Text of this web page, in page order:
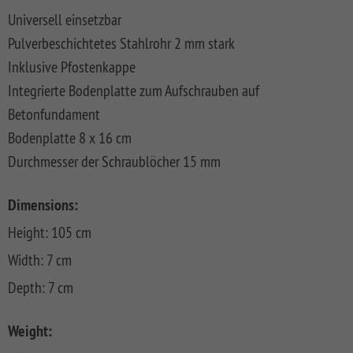
FLOW
SYSTEM
NEO
WPC
PLATINUM
SYSTEM
WPC
PLATINUM
XL
SYSTEM
WPC
PLATINUM
SYSTEM
WPC
XL
SYSTEM
WPC
SYSTEM
WPC
XL
SYSTEM
WPC
CLASSIC
SYSTEM
RHOMBUS
HOLZ
SYSTEM
HOLZ
GRAZIA
NEO
DESIGN
ARZAGO
GADA
XL
BAMBU
LETTLAND
&
ALU
XL
RAJA
WPC
ALU
XL
RAJA
WPC
Floor
Planks
Hardwood
Floor
Planks
Aufbauanleitungen
Kataloge
Materialkunde
Universell einsetzbar
Pulverbeschichtetes Stahlrohr 2 mm stark
Inklusive Pfostenkappe
Integrierte Bodenplatte zum Aufschrauben auf
Betonfundament
Bodenplatte 8 x 16 cm
Durchmesser der Schraublöcher 15 mm
Dimensions:
Height: 105 cm
Width: 7 cm
Depth: 7 cm
Weight: